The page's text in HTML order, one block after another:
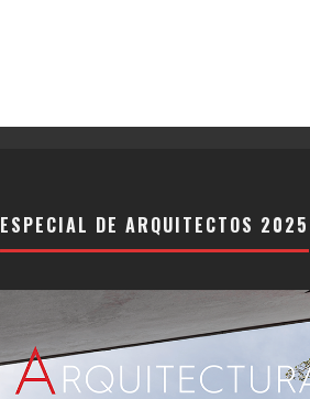
ESPECIAL DE ARQUITECTOS 2025